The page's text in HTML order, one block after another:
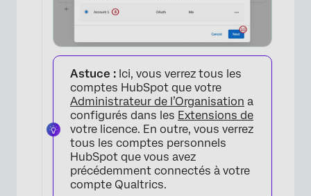
×
Astuce : Ici, vous verrez tous les
comptes HubSpot que votre
Administrateur de l’Organisation a
configurés dans les Extensions de
votre licence. En outre, vous verrez
tous les comptes personnels
HubSpot que vous avez
précédemment connectés à votre
compte Qualtrics.